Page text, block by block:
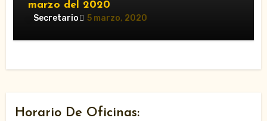
marzo del 2020
Secretario 5 marzo, 2020
Horario De Oficinas: